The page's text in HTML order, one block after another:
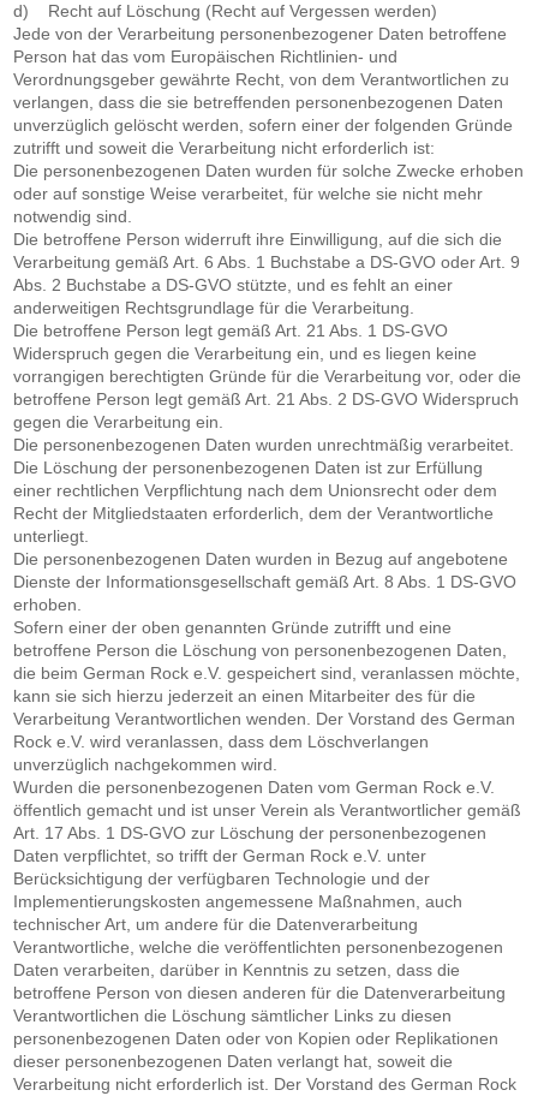
d) Recht auf Löschung (Recht auf Vergessen werden)
Jede von der Verarbeitung personenbezogener Daten betroffene
Person hat das vom Europäischen Richtlinien- und
Verordnungsgeber gewährte Recht, von dem Verantwortlichen zu
verlangen, dass die sie betreffenden personenbezogenen Daten
unverzüglich gelöscht werden, sofern einer der folgenden Gründe
zutrifft und soweit die Verarbeitung nicht erforderlich ist:
Die personenbezogenen Daten wurden für solche Zwecke erhoben
oder auf sonstige Weise verarbeitet, für welche sie nicht mehr
notwendig sind.
Die betroffene Person widerruft ihre Einwilligung, auf die sich die
Verarbeitung gemäß Art. 6 Abs. 1 Buchstabe a DS-GVO oder Art. 9
Abs. 2 Buchstabe a DS-GVO stützte, und es fehlt an einer
anderweitigen Rechtsgrundlage für die Verarbeitung.
Die betroffene Person legt gemäß Art. 21 Abs. 1 DS-GVO
Widerspruch gegen die Verarbeitung ein, und es liegen keine
vorrangigen berechtigten Gründe für die Verarbeitung vor, oder die
betroffene Person legt gemäß Art. 21 Abs. 2 DS-GVO Widerspruch
gegen die Verarbeitung ein.
Die personenbezogenen Daten wurden unrechtmäßig verarbeitet.
Die Löschung der personenbezogenen Daten ist zur Erfüllung
einer rechtlichen Verpflichtung nach dem Unionsrecht oder dem
Recht der Mitgliedstaaten erforderlich, dem der Verantwortliche
unterliegt.
Die personenbezogenen Daten wurden in Bezug auf angebotene
Dienste der Informationsgesellschaft gemäß Art. 8 Abs. 1 DS-GVO
erhoben.
Sofern einer der oben genannten Gründe zutrifft und eine
betroffene Person die Löschung von personenbezogenen Daten,
die beim German Rock e.V. gespeichert sind, veranlassen möchte,
kann sie sich hierzu jederzeit an einen Mitarbeiter des für die
Verarbeitung Verantwortlichen wenden. Der Vorstand des German
Rock e.V. wird veranlassen, dass dem Löschverlangen
unverzüglich nachgekommen wird.
Wurden die personenbezogenen Daten vom German Rock e.V.
öffentlich gemacht und ist unser Verein als Verantwortlicher gemäß
Art. 17 Abs. 1 DS-GVO zur Löschung der personenbezogenen
Daten verpflichtet, so trifft der German Rock e.V. unter
Berücksichtigung der verfügbaren Technologie und der
Implementierungskosten angemessene Maßnahmen, auch
technischer Art, um andere für die Datenverarbeitung
Verantwortliche, welche die veröffentlichten personenbezogenen
Daten verarbeiten, darüber in Kenntnis zu setzen, dass die
betroffene Person von diesen anderen für die Datenverarbeitung
Verantwortlichen die Löschung sämtlicher Links zu diesen
personenbezogenen Daten oder von Kopien oder Replikationen
dieser personenbezogenen Daten verlangt hat, soweit die
Verarbeitung nicht erforderlich ist. Der Vorstand des German Rock